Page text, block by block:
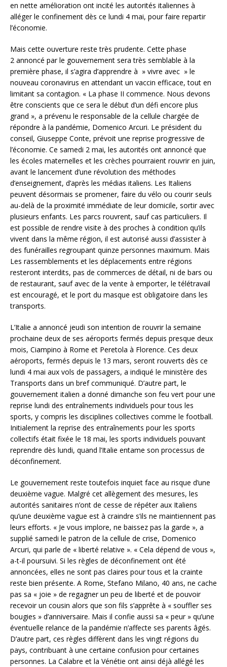
en nette amélioration ont incité les autorités italiennes à
alléger le confinement dès ce lundi 4 mai, pour faire repartir
l’économie.
Mais cette ouverture reste très prudente. Cette phase
2 annoncé par le gouvernement sera très semblable à la
première phase, il s’agira d’apprendre à » vivre avec » le
nouveau coronavirus en attendant un vaccin efficace, tout en
limitant sa contagion. « La phase II commence. Nous devons
être conscients que ce sera le début d’un défi encore plus
grand », a prévenu le responsable de la cellule chargée de
répondre à la pandémie, Domenico Arcuri. Le président du
conseil, Giuseppe Conte, prévoit une reprise progressive de
l’économie. Ce samedi 2 mai, les autorités ont annoncé que
les écoles maternelles et les crèches pourraient rouvrir en juin,
avant le lancement d’une révolution des méthodes
d’enseignement, d’après les médias italiens. Les Italiens
peuvent désormais se promener, faire du vélo ou courir seuls
au-delà de la proximité immédiate de leur domicile, sortir avec
plusieurs enfants. Les parcs rouvrent, sauf cas particuliers. Il
est possible de rendre visite à des proches à condition qu’ils
vivent dans la même région, il est autorisé aussi d’assister à
des funérailles regroupant quinze personnes maximum. Mais
Les rassemblements et les déplacements entre régions
resteront interdits, pas de commerces de détail, ni de bars ou
de restaurant, sauf avec de la vente à emporter, le télétravail
est encouragé, et le port du masque est obligatoire dans les
transports.
L’Italie a annoncé jeudi son intention de rouvrir la semaine
prochaine deux de ses aéroports fermés depuis presque deux
mois, Ciampino à Rome et Peretola à Florence. Ces deux
aéroports, fermés depuis le 13 mars, seront rouverts dès ce
lundi 4 mai aux vols de passagers, a indiqué le ministère des
Transports dans un bref communiqué. D’autre part, le
gouvernement italien a donné dimanche son feu vert pour une
reprise lundi des entraînements individuels pour tous les
sports, y compris les disciplines collectives comme le football.
Initialement la reprise des entraînements pour les sports
collectifs était fixée le 18 mai, les sports individuels pouvant
reprendre dès lundi, quand l’Italie entame son processus de
déconfinement.
Le gouvernement reste toutefois inquiet face au risque d’une
deuxième vague. Malgré cet allègement des mesures, les
autorités sanitaires n’ont de cesse de répéter aux Italiens
qu’une deuxième vague est à craindre s’ils ne maintiennent pas
leurs efforts. « Je vous implore, ne baissez pas la garde », a
supplié samedi le patron de la cellule de crise, Domenico
Arcuri, qui parle de « liberté relative ». « Cela dépend de vous »,
a-t-il poursuivi. Si les règles de déconfinement ont été
annoncées, elles ne sont pas claires pour tous et la crainte
reste bien présente. A Rome, Stefano Milano, 40 ans, ne cache
pas sa « joie » de regagner un peu de liberté et de pouvoir
recevoir un cousin alors que son fils s’apprête à « souffler ses
bougies » d’anniversaire. Mais il confie aussi sa « peur » qu’une
éventuelle relance de la pandémie n’affecte ses parents âgés.
D’autre part, ces règles diffèrent dans les vingt régions du
pays, contribuant à une certaine confusion pour certaines
personnes. La Calabre et la Vénétie ont ainsi déjà allégé les